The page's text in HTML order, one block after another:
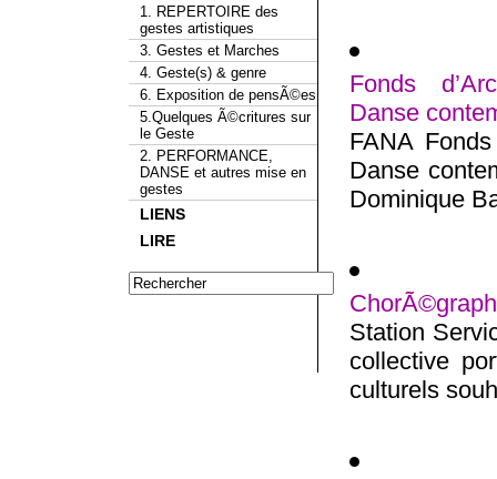
1. REPERTOIRE des
gestes artistiques
3. Gestes et Marches
4. Geste(s) & genre
6. Exposition de pensÃ©es
5.Quelques Ã©critures sur
le Geste
2. PERFORMANCE,
DANSE et autres mise en
gestes
LIENS
LIRE
Fonds
Danse
FANA
Danse
Dominique
Station
collective
culturels